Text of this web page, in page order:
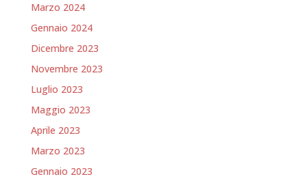
Marzo 2024
Gennaio 2024
Dicembre 2023
Novembre 2023
Luglio 2023
Maggio 2023
Aprile 2023
Marzo 2023
Gennaio 2023